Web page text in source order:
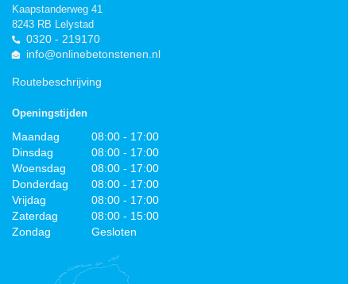
Kaapstanderweg 41
8243 RB Lelystad
0320 - 219170
info@onlinebetonstenen.nl
Routebeschrijving
Openingstijden
Maandag
08:00 - 17:00
Dinsdag
08:00 - 17:00
Woensdag
08:00 - 17:00
Donderdag
08:00 - 17:00
Vrijdag
08:00 - 17:00
Zaterdag
08:00 - 15:00
Zondag
Gesloten